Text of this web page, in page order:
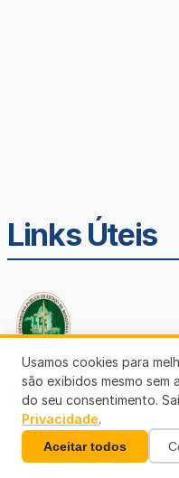
Links Úteis
Defensoria Pública de
Usamos cookies para
são exibidos mesmo
do seu consentimento.
Privacidade.
Aceitar todos